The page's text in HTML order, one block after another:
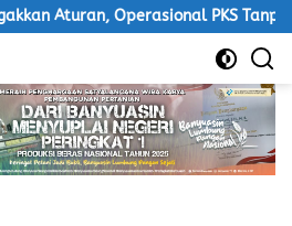
PKS Tanpa Izin Harus